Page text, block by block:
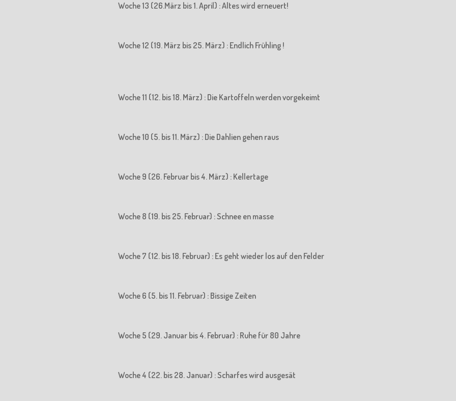
Woche 13 (26.März bis 1. April) : Altes wird erneuert!
Woche 12 (19. März bis 25. März) : Endlich Frühling !
Woche 11 (12. bis 18. März) : Die Kartoffeln werden vorgekeimt
Woche 10 (5. bis 11. März) : Die Dahlien gehen raus
Woche 9 (26. Februar bis 4. März) : Kellertage
Woche 8 (19. bis 25. Februar) : Schnee en masse
Woche 7 (12. bis 18. Februar) : Es geht wieder los auf den Felder
Woche 6 (5. bis 11. Februar) : Bissige Zeiten
Woche 5 (29. Januar bis 4. Februar) : Ruhe für 80 Jahre
Woche 4 (22. bis 28. Januar) : Scharfes wird ausgesät